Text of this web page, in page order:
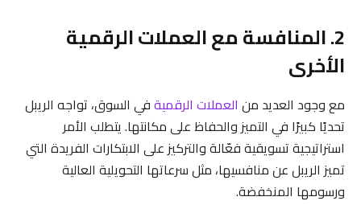
2. المنافسة مع العملات الرقمية
الأخرى
مع وجود العديد من العملات الرقميةفي السوق، تواجه الريبل
تحديًا كبيرًا في التميز والحفاظ على مكانتها. يتطلب الأمر
استراتيجية تسويقية فعّالة والتركيز على الابتكارات الفريدة التي
تميز الريبل عن منافسيها، مثل سرعاتها التحويلية العالية
ورسومها المنخفضة.